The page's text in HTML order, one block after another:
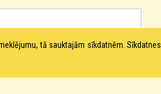
tā sauktajām sīkdatnēm. Sīkdatnes